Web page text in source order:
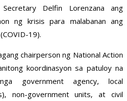
Delfin Lorenzana ang
ng krisis para malabanan ang
19).
chairperson ng National Action
koordinasyon sa patuloy na
government agency, local
non-government units, at civil